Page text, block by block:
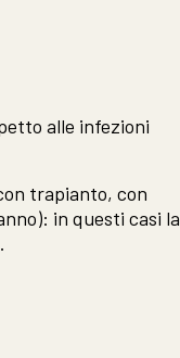
alle infezioni
trapianto, con
in questi casi la